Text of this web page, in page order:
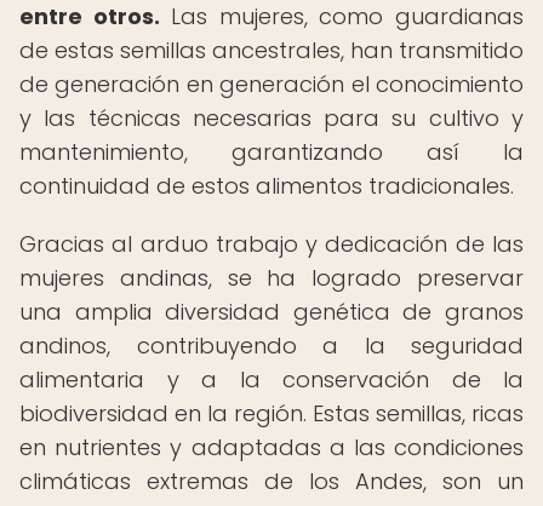
entre otros. Las mujeres, como guardianas
de estas semillas ancestrales, han transmitido
de generación en generación el conocimiento
y las técnicas necesarias para su cultivo y
mantenimiento, garantizando así la
continuidad de estos alimentos tradicionales.
Gracias al arduo trabajo y dedicación de las
mujeres andinas, se ha logrado preservar
una amplia diversidad genética de granos
andinos, contribuyendo a la seguridad
alimentaria y a la conservación de la
biodiversidad en la región. Estas semillas, ricas
en nutrientes y adaptadas a las condiciones
climáticas extremas de los Andes, son un